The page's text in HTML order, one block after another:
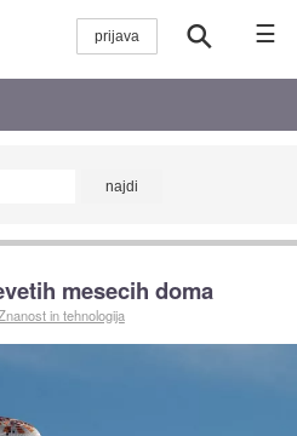
☰
mesecih doma
in tehnologija